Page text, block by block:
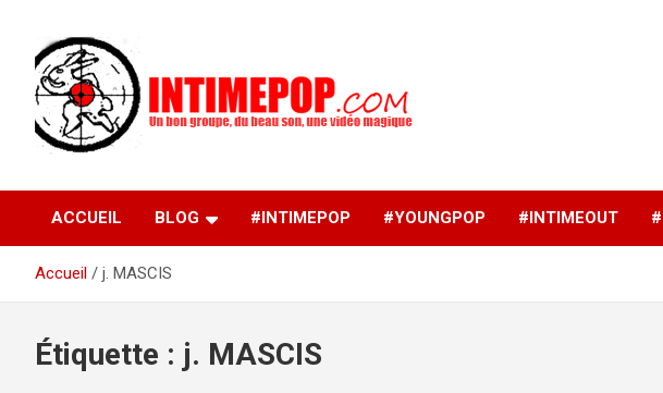
contenu
intimepop.com
musiques actuelles pop rock, post-rock, indé sur Lyon. rock pop
concert lyon
ACCUEIL BLOG #INTIMEPOP #YOUNGPOP #INTIMEOUT
Accueil j. MASCIS
Étiquette : j. MASCIS